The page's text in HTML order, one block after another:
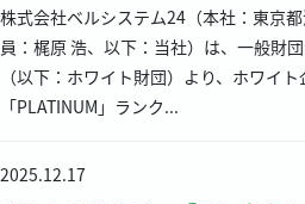
株式会社ベルシステム24（本社：東京
員：梶原 浩、以下：当社）は、一般財
（以下：ホワイト財団）より、ホワイ
「PLATINUM」ランク...
2025.12.17